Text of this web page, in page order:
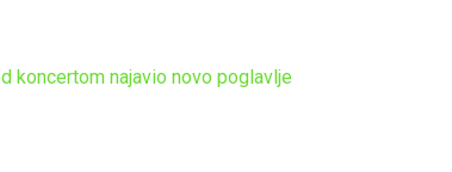
koncertom najavio novo poglavlje